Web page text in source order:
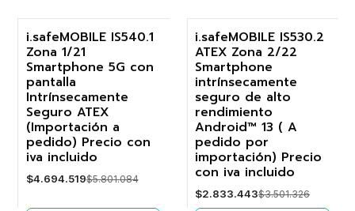
-19%
Agotado
i.safeMOBILE IS540.1
Zona 1/21
Smartphone 5G con
pantalla
Intrínsecamente
Seguro ATEX
(Importación a
pedido) Precio con
iva incluido
$4.694.519$5.801.084
-19%
Agotado
i.safeMOBILE IS530.2
ATEX Zona 2/22
Smartphone
intrínsecamente
seguro de alto
rendimiento
Android™ 13 ( A
pedido por
importación) Precio
con iva incluido
$2.833.443$3.501.326